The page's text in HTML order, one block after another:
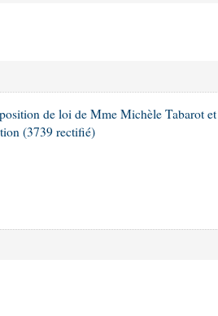
de loi de Mme Michèle Tabarot et
(3739 rectifié)